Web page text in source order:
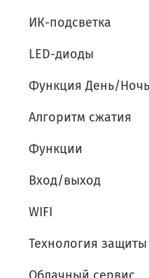
ИК-подсветка
LED-диоды
Функция День/Ночь
Алгоритм сжатия
Функции
Вход/выход
WIFI
Технология защиты